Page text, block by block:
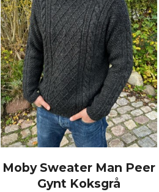
Moby Sweater Man Peer
Gynt Koksgrå